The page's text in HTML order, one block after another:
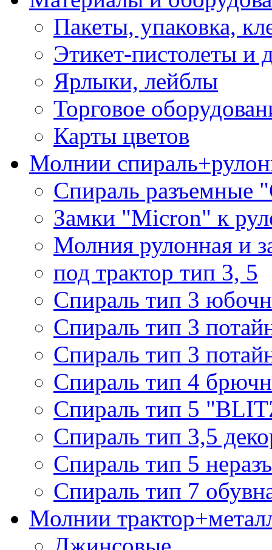
Пакеты, упаковка,
Этикет-пистолеты и
Ярлыки, лейблы
Торговое
Карты цветов
Молнии
Спираль разъемные
Замки "Micron" к
Молния рулонная и
под трактор тип 3, 5
Спираль тип 3
Спираль тип 3
Спираль тип 3
Спираль тип 4
Спираль тип 5
Спираль тип 3,5
Спираль тип 5
Спираль тип 7
Молнии